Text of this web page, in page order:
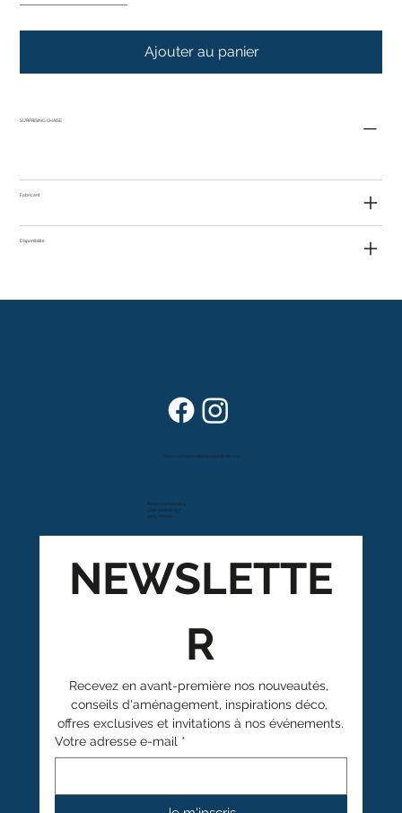
Ajouter au panier
SURPRISING CHAISE
Fabricant
Disponibilité
Route cantonale 4
Case postale 157
1963 Vétroz
Dans vos foyers depuis plus de 80 ans
NEWSLETTE
R
Recevez en avant-première nos nouveautés,
conseils d'aménagement, inspirations déco,
offres exclusives et invitations à nos événements.
Votre adresse e-mail *